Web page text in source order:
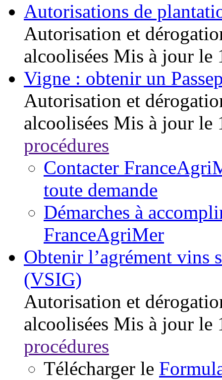
Autorisations de
Autorisation et
alcoolisées Mis à jour le
Vigne : obtenir un
Autorisation et
alcoolisées Mis à jour le
procédures
Contacter
toute demande
Démarches à
FranceAgriMer
Obtenir l’agrément vins
(VSIG)
Autorisation et
alcoolisées Mis à jour le
procédures
Télécharger le